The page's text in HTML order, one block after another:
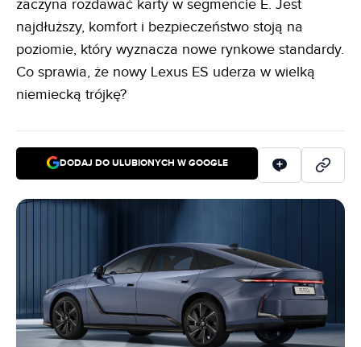
zaczyna rozdawać karty w segmencie E. Jest
najdłuższy, komfort i bezpieczeństwo stoją na
poziomie, który wyznacza nowe rynkowe standardy.
Co sprawia, że nowy Lexus ES uderza w wielką
niemiecką trójkę?
DODAJ DO ULUBIONYCH W GOOGLE